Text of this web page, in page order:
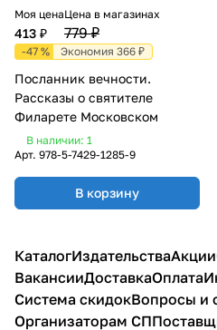
Моя цена
413 ₽
Цена в магазинах
779 ₽
-47 % Экономия 366 ₽
Посланник вечности.
Рассказы о святителе
Филарете Московском
В наличии: 1
Арт. 978-5-7429-1285-9
В корзину
КаталогИздательстваАкции
ВакансииДоставкаОплата
Система скидокВопросы и
Организаторам СП